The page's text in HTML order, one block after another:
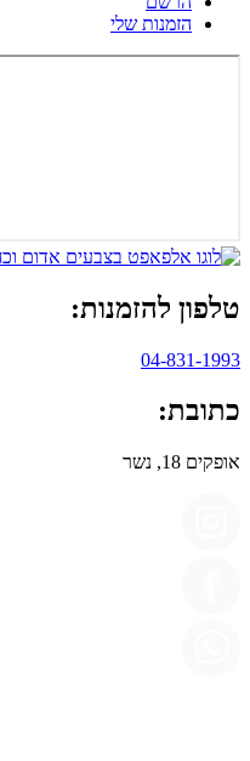
הזמנות שלי
טלפון להזמנות:
04-831-1993
כתובת:
אופקים 18, נשר